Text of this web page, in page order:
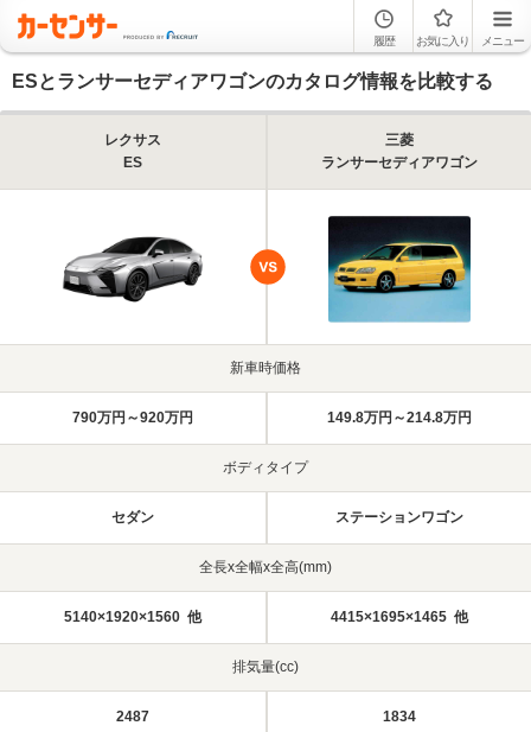
履歴 お気に入り メニュー
ESとランサーセディアワゴンのカタログ情報を比較する
レクサス
ES
三菱
ランサーセディアワゴン
新車時価格
790万円～920万円 149.8万円～214.8万円
ボディタイプ
セダン ステーションワゴン
全長x全幅x全高(mm)
5140×1920×1560 他 4415×1695×1465 他
排気量(cc)
2487 1834